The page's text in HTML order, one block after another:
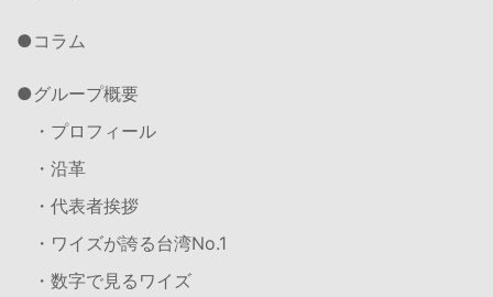
コラム
グループ概要
・プロフィール
・沿革
・代表者挨拶
・ワイズが誇る台湾No.1
・数字で見るワイズ